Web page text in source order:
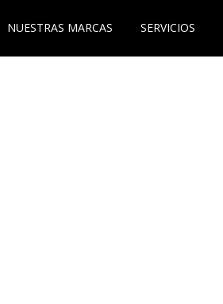
NUESTRAS MARCAS SERVICIOS